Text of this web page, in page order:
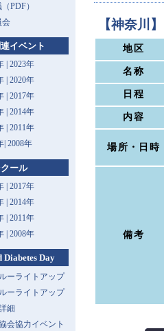
【神奈川
地区
名称
日程
内容
場所・日時
備考
PDF）
会
イベント
| 2023年
| 2020年
| 2017年
| 2014年
| 2011年
| 2008年
ール
| 2017年
| 2014年
| 2011年
| 2008年
Day
ーライトアップ
ーライトアップ
細
会協力イベント